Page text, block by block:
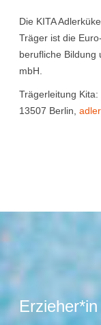
Die KITA
Träger ist die
berufliche Bildung
mbH.
Trägerleitung Kita:
13507 Berlin,